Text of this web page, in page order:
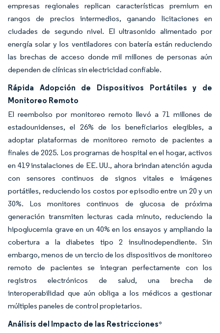
empresas regionales replican características premium en
rangos de precios intermedios, ganando licitaciones en
ciudades de segundo nivel. El ultrasonido alimentado por
energía solar y los ventiladores con batería están reduciendo
las brechas de acceso donde mil millones de personas aún
dependen de clínicas sin electricidad confiable.
Rápida Adopción de Dispositivos Portátiles y de
Monitoreo Remoto
El reembolso por monitoreo remoto llevó a 71 millones de
estadounidenses, el 26% de los beneficiarios elegibles, a
adoptar plataformas de monitoreo remoto de pacientes a
finales de 2025. Los programas de hospital en el hogar, activos
en 419 instalaciones de EE. UU., ahora brindan atención aguda
con sensores continuos de signos vitales e imágenes
portátiles, reduciendo los costos por episodio entre un 20 y un
30%. Los monitores continuos de glucosa de próxima
generación transmiten lecturas cada minuto, reduciendo la
hipoglucemia grave en un 40% en los ensayos y ampliando la
cobertura a la diabetes tipo 2 insulinodependiente. Sin
embargo, menos de un tercio de los dispositivos de monitoreo
remoto de pacientes se integran perfectamente con los
registros electrónicos de salud, una brecha de
interoperabilidad que aún obliga a los médicos a gestionar
múltiples paneles de control propietarios.
Análisis del Impacto de las Restricciones*